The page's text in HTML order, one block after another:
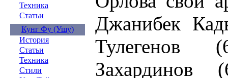
Техника
Статьи
Кунг Фу (Ушу)
История
Статьи
Техника
Стили
Джанибек